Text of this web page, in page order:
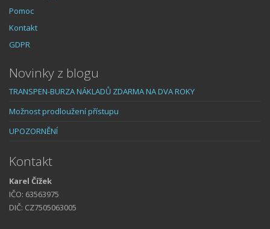
Pomoc
Kontakt
GDPR
Novinky z blogu
TRANSPEN-BURZA NÁKLADŮ ZDARMA NA DVA ROKY
Možnost prodloužení přístupu
UPOZORNĚNÍ
Kontakt
Karel Čížek
IČO: 63563975
DIČ: CZ7505063005